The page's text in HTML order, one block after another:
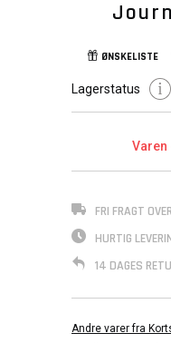
ØNSKELISTE
Lagerstatus
Varen
FRI FRAGT
HURTIG
14 DAGES
Andre varer fra